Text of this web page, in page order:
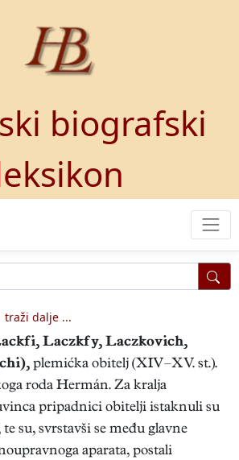
biografski
traži dalje ...
Laczkfy, Laczkovich,
plemićka obitelj (XIV–XV. st.).
roda Hermán. Za kralja
pripadnici obitelji istaknuli su
su, svrstavši se među glavne
aparata, postali